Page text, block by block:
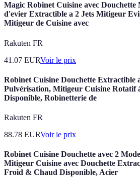
Magic Robinet Cuisine avec
d'evier Extractible a 2 Jets Mitigeur
Mitigeur de Cuisine avec
Rakuten FR
41.07 EURVoir le prix
Robinet Cuisine Douchette Extractible
Pulvérisation, Mitigeur Cuisine Rotatif
Disponible, Robinetterie de
Rakuten FR
88.78 EURVoir le prix
Robinet Cuisine Douchette avec 2
Mitigeur Cuisine avec Douchette
Froid & Chaud Disponible, Acier